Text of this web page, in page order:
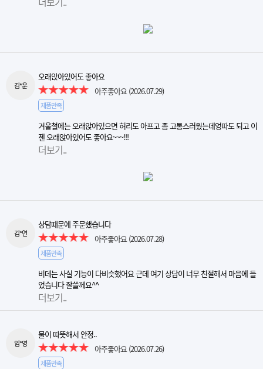
김*운
오래앉아있어도 좋아요
아주좋아요 (2026.07.29)
제품만족
겨울철에는 오래앉아있으면 허리도 아프고 좀 고통스러웠는데엉따도 되고 이
젠 오래앉아있어도 좋아요~~~!!!
더보기..
김*연
상담때문에 주문했습니다
아주좋아요 (2026.07.28)
제품만족
비데는 사실 기능이 다비슷했어요 근데 여기 상담이 너무 친절해서 마음에 들
었습니다 잘쓸께요^^
더보기..
임*영
물이 따뜻해서 안정..
아주좋아요 (2026.07.26)
제품만족